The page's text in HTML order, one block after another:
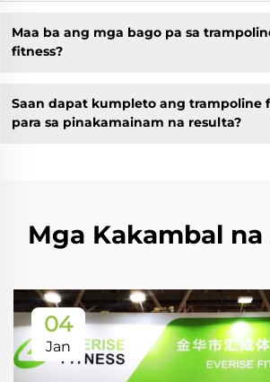
Maa ba ang mga bago pa sa
fitness?
Saan dapat kumpleto ang trampoline
para sa pinakamainam na resulta?
Mga Kakambal
04
Jan